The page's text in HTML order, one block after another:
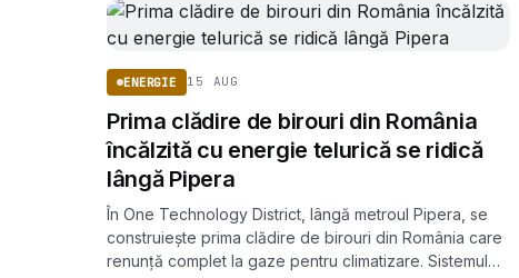
intr-un centru de inovare comunitara, cu finalizare
estimata in primavara lui 2029.
ENERGIE 15 AUG
Prima clădire de birouri din România
încălzită cu energie telurică se ridică
lângă Pipera
În One Technology District, lângă metroul Pipera, se
construiește prima clădire de birouri din România care
renunță complet la gaze pentru climatizare. Sistemul